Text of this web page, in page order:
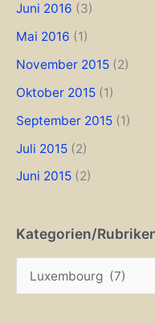
Juni 2016 (3)
Mai 2016 (1)
November 2015 (2)
Oktober 2015 (1)
September 2015 (1)
Juli 2015 (2)
Juni 2015 (2)
Kategorien/
a